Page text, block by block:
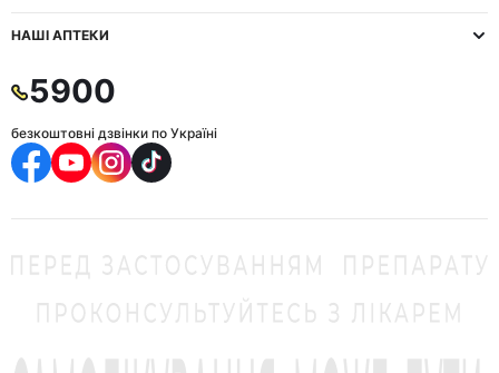
НАШІ АПТЕКИ
5900
безкоштовні дзвінки по Україні